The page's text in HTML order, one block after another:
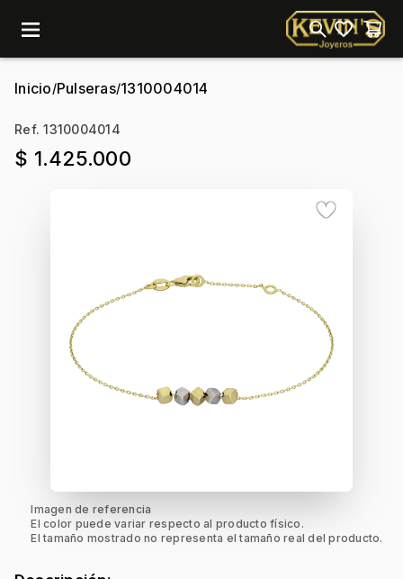
menu
Inicio/Pulseras/1310004014
Ref. 1310004014
$ 1.425.000
Imagen de referencia
El color puede variar respecto al producto físico.
El tamaño mostrado no representa el tamaño real del producto.